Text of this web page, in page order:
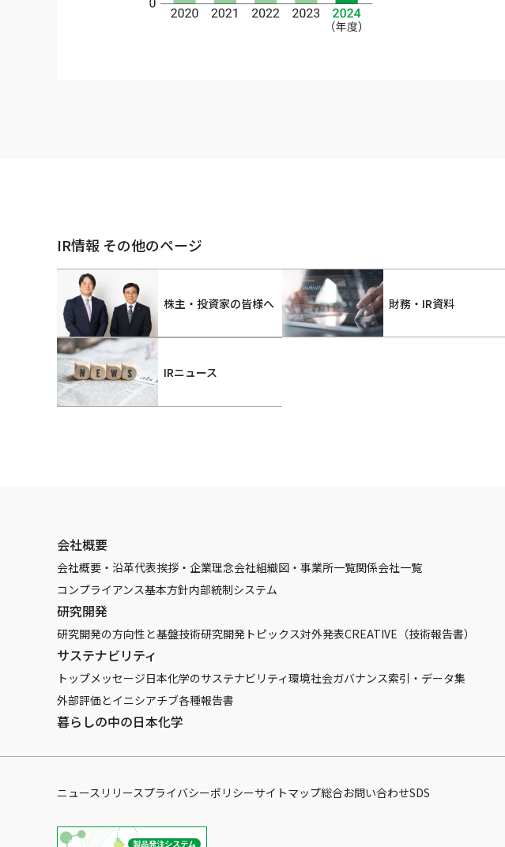
IR情報 その他のページ
株主・投資家の皆様へ 財務・IR資料
IRニュース
会社概要
会社概要・沿革代表挨拶・企業理念会社組織図・事業所一覧関係会社一覧
コンプライアンス基本方針内部統制システム
研究開発
研究開発の方向性と基盤技術研究開発トピックス対外発表CREATIVE（技術報告書）
サステナビリティ
トップメッセージ日本化学のサステナビリティ環境社会ガバナンス索引・データ集
外部評価とイニシアチブ各種報告書
暮らしの中の日本化学
ニュースリリースプライバシーポリシーサイトマップ総合お問い合わせSDS